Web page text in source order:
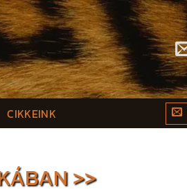
CIKKEINK
>>